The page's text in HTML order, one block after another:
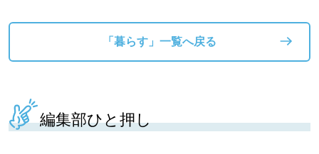
「暮らす」一覧へ戻る
編集部ひと押し